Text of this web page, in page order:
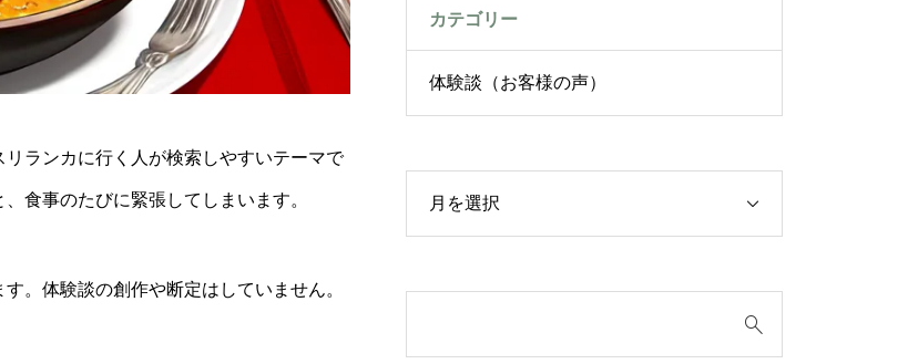
ランカに行く人が検索しやすいテーマで
食事のたびに緊張してしまいます。
。体験談の創作や断定はしていません。
カテゴリー
体験談（お客様の声）